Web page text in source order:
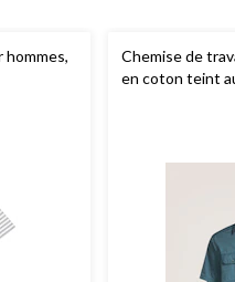
hommes,
Chemise de
en coton teint